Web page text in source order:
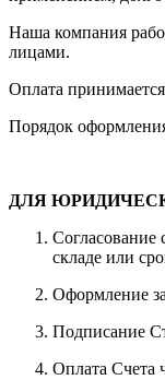
Наша компания
лицами.
Оплата
Порядок
ДЛЯ
Согласование
складе или
Оформление
Подписание
Оплата Счета